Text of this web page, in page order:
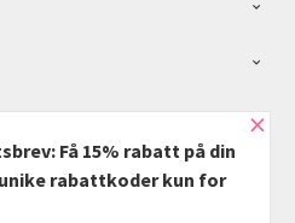
×
Få 15% rabatt på din
rabattkoder kun for